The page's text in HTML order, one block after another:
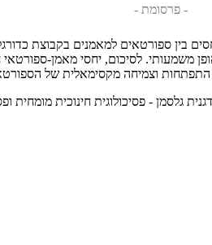
- פרסומת -
בין ספורטאים למאמנים בקבוצת
משמעותי. לסיכום, יחסי מאמן-
התפתחות וצמיחה מקסימאלית של